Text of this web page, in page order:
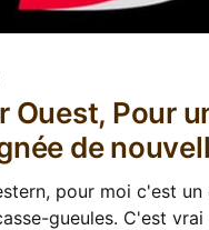
Ouest, Pour
de
pour moi c'est un
gueules. C'est